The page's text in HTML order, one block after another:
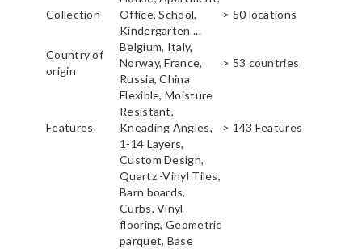
Collection
Office, School,
Kindergarten ...
> 50 locations
Country of
origin
Belgium, Italy,
Norway, France,
Russia, China
> 53 countries
Features
Flexible, Moisture
Resistant,
Kneading Angles,
1-14 Layers,
Custom Design,
> 143 Features
Quartz -Vinyl Tiles,
Barn boards,
Curbs, Vinyl
flooring, Geometric
parquet, Base